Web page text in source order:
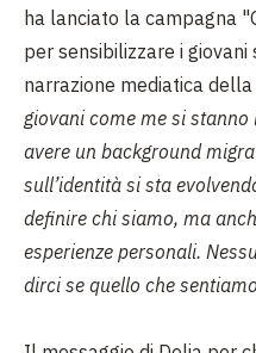
ha lanciato la campagna
per sensibilizzare i
narrazione mediatica
giovani come me si
avere un background
sull’identità si sta
definire chi siamo, ma
esperienze personali.
dirci se quello che